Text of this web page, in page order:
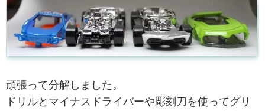
頑張って分解しました。
ドリルとマイナスドライバーや彫刻刀を使ってグリ